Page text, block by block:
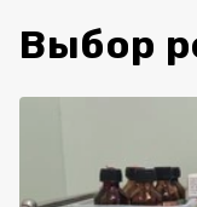
Выбор